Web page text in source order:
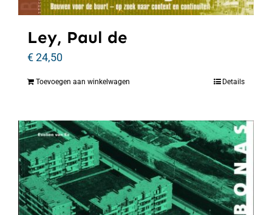
Ley, Paul de
€24,50
Toevoegen aan winkelwagen Details